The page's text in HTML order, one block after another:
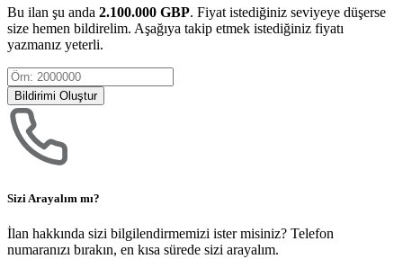
Bu ilan şu anda 2.100.000 GBP. Fiyat istediğiniz seviyeye düşerse
size hemen bildirelim. Aşağıya takip etmek istediğiniz fiyatı
yazmanız yeterli.
Bildirimi Oluştur
Sizi Arayalım mı?
İlan hakkında sizi bilgilendirmemizi ister misiniz? Telefon
numaranızı bırakın, en kısa sürede sizi arayalım.